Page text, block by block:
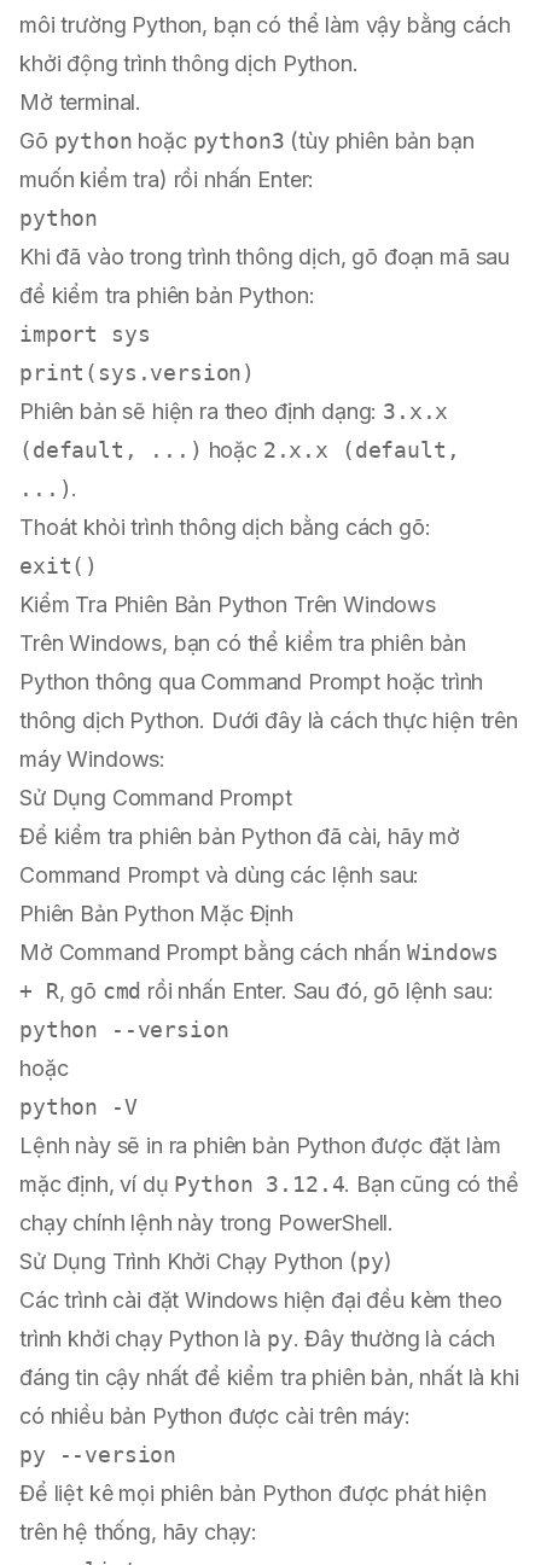
môi trường Python, bạn có thể làm vậy bằng cách
khởi động trình thông dịch Python.
Mở terminal.
Gõ python hoặc python3 (tùy phiên bản bạn
muốn kiểm tra) rồi nhấn Enter:
Khi đã vào trong trình thông dịch, gõ đoạn mã sau
để kiểm tra phiên bản Python:
import
print
Phiên bản sẽ hiện ra theo định dạng: 3.x.x
(default, ...) hoặc 2.x.x (default,
...).
Thoát khỏi trình thông dịch bằng cách gõ:
Kiểm Tra Phiên Bản Python Trên Windows
Trên Windows, bạn có thể kiểm tra phiên bản
Python thông qua Command Prompt hoặc trình
thông dịch Python. Dưới đây là cách thực hiện trên
máy Windows:
Sử Dụng Command Prompt
Để kiểm tra phiên bản Python đã cài, hãy mở
Command Prompt và dùng các lệnh sau:
Phiên Bản Python Mặc Định
Mở Command Prompt bằng cách nhấn Windows
+ R, gõ cmd rồi nhấn Enter. Sau đó, gõ lệnh sau:
hoặc
python -V
Lệnh này sẽ in ra phiên bản Python được đặt làm
mặc định, ví dụ Python 3.12.4. Bạn cũng có thể
chạy chính lệnh này trong PowerShell.
Sử Dụng Trình Khởi Chạy Python (py)
Các trình cài đặt Windows hiện đại đều kèm theo
trình khởi chạy Python là py. Đây thường là cách
đáng tin cậy nhất để kiểm tra phiên bản, nhất là khi
có nhiều bản Python được cài trên máy:
Để liệt kê mọi phiên bản Python được phát hiện
trên hệ thống, hãy chạy: